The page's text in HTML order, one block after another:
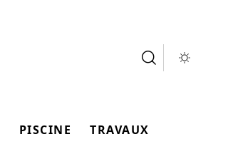
PISCINE TRAVAUX